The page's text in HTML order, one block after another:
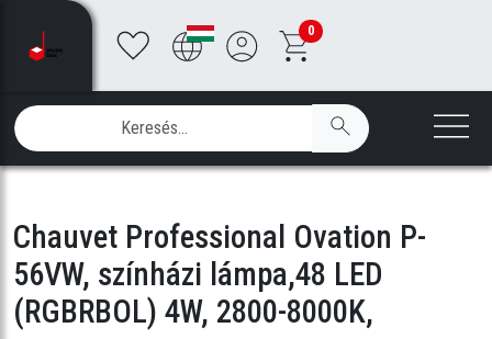
0
Chauvet Professional Ovation P-
56VW, színházi lámpa,48 LED
(RGBRBOL) 4W, 2800-8000K,